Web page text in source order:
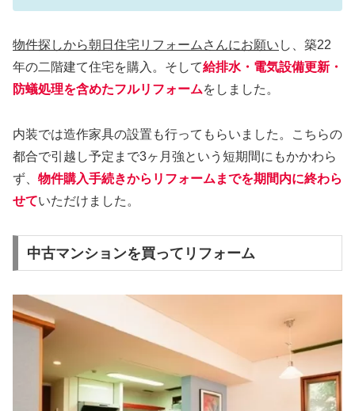
物件探しから朝日住宅リフォームさんにお願い し、築22
年の二階建て住宅を購入。そして給排水・電気設備更新・
防蟻処理を含めたフルリフォームをしました。
内装では造作家具の設置も行ってもらいました。こちらの
都合で引越し予定まで3ヶ月強という短期間にもかかわら
ず、 物件購入手続きからリフォームまでを期間内に終わら
せていただけました。
中古マンションを買ってリフォーム